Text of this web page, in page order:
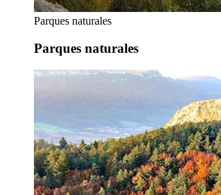
Parques naturales
Parques naturales